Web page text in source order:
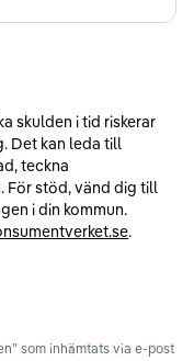
skulden i tid riskerar
Det kan leda till
teckna
För stöd, vänd dig till
i din kommun.
.
som inhämtats via e-post